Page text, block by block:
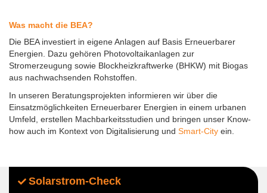
Was macht die BEA?
Die BEA investiert in eigene Anlagen auf Basis Erneuerbarer
Energien. Dazu gehören Photovoltaikanlagen zur
Stromerzeugung sowie Blockheizkraftwerke (BHKW) mit Biogas
aus nachwachsenden Rohstoffen.
In unseren Beratungsprojekten informieren wir über die
Einsatzmöglichkeiten Erneuerbarer Energien in einem urbanen
Umfeld, erstellen Machbarkeitsstudien und bringen unser Know-
how auch im Kontext von Digitalisierung und Smart-City ein.
Solarstrom-Check